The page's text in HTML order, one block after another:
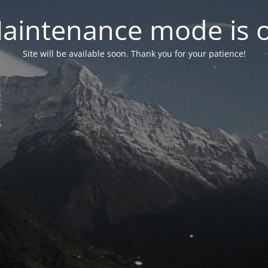
mode is
Site will be available soon. Thank you for your patience!